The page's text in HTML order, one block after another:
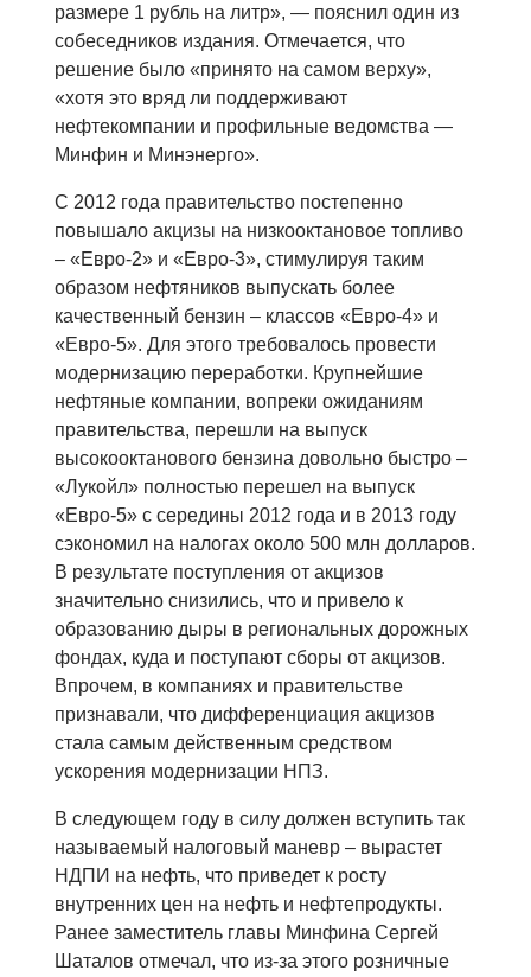
размере 1 рубль на литр», — пояснил один из
собеседников издания. Отмечается, что
решение было «принято на самом верху»,
«хотя это вряд ли поддерживают
нефтекомпании и профильные ведомства —
Минфин и Минэнерго».
С 2012 года правительство постепенно
повышало акцизы на низкооктановое топливо
– «Евро-2» и «Евро-3», стимулируя таким
образом нефтяников выпускать более
качественный бензин – классов «Евро-4» и
«Евро-5». Для этого требовалось провести
модернизацию переработки. Крупнейшие
нефтяные компании, вопреки ожиданиям
правительства, перешли на выпуск
высокооктанового бензина довольно быстро –
«Лукойл» полностью перешел на выпуск
«Евро-5» с середины 2012 года и в 2013 году
сэкономил на налогах около 500 млн долларов.
В результате поступления от акцизов
значительно снизились, что и привело к
образованию дыры в региональных дорожных
фондах, куда и поступают сборы от акцизов.
Впрочем, в компаниях и правительстве
признавали, что дифференциация акцизов
стала самым действенным средством
ускорения модернизации НПЗ.
В следующем году в силу должен вступить так
называемый налоговый маневр – вырастет
НДПИ на нефть, что приведет к росту
внутренних цен на нефть и нефтепродукты.
Ранее заместитель главы Минфина Сергей
Шаталов отмечал, что из-за этого розничные